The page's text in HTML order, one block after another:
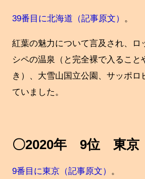
39番目に北海道（記事原文） 。
紅葉の魅力について言及され、ロ
シペの温泉（と完全裸で入ること
き）、大雪山国立公園、サッポロ
ていました。
〇2020年 9位 東京
9番目に東京（記事原文）
。